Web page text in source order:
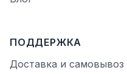
ПОДДЕРЖКА
Доставка и самовывоз